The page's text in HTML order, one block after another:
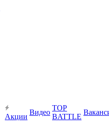
Акции
Видео
TOP
BATTLE